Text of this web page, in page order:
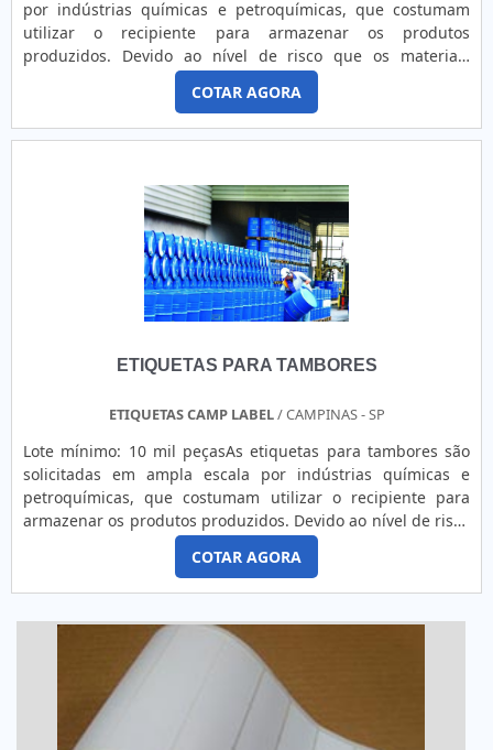
por indústrias químicas e petroquímicas, que costumam
utilizar o recipiente para armazenar os produtos
produzidos. Devido ao nível de risco que os materiais
podem causar tanto à natureza quanto à saúde humana, é
ideal que sejam relatadas com precisão todas as
informações pertinentes. DETALHES FUNDAMENTAIS SOBRE
O MODELOPara que os tambores sejam transportados e
COTAR AGORA
ETIQUETAS PARA TAMBORES
ETIQUETAS CAMP LABEL/ CAMPINAS - SP
Lote mínimo: 10 mil peçasAs etiquetas para tambores são
solicitadas em ampla escala por indústrias químicas e
petroquímicas, que costumam utilizar o recipiente para
armazenar os produtos produzidos. Devido ao nível de risco
que os materiais podem causar tanto à natureza quanto à
saúde humana, é ideal que sejam relatadas com precisão
todas as informações pertinentes. DETALHES
COTAR AGORA